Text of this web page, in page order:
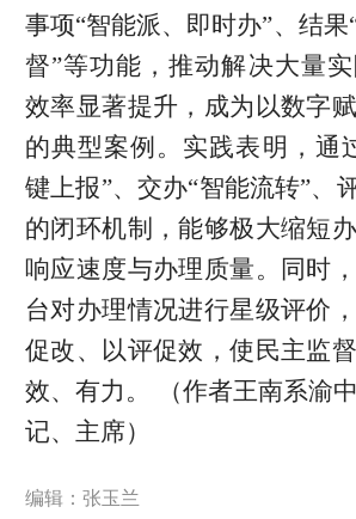
事项“智能派、即时办”、结
督”等功能，推动解决大量
效率显著提升，成为以数字
的典型案例。实践表明，通
键上报”、交办“智能流转”、
的闭环机制，能够极大缩短
响应速度与办理质量。同时
台对办理情况进行星级评价
促改、以评促效，使民主监
效、有力。 （作者王南系渝
记、主席）
编辑：张玉兰